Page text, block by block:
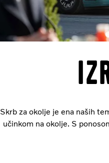
Skrb za okolje je ena naših
učinkom na okolje. S